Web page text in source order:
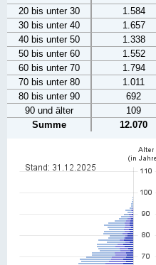
20 bis unter 30
1.584
30 bis unter 40
1.657
40 bis unter 50
1.338
50 bis unter 60
1.552
60 bis unter 70
1.794
70 bis unter 80
1.011
80 bis unter 90
692
90 und älter
109
Summe
12.070